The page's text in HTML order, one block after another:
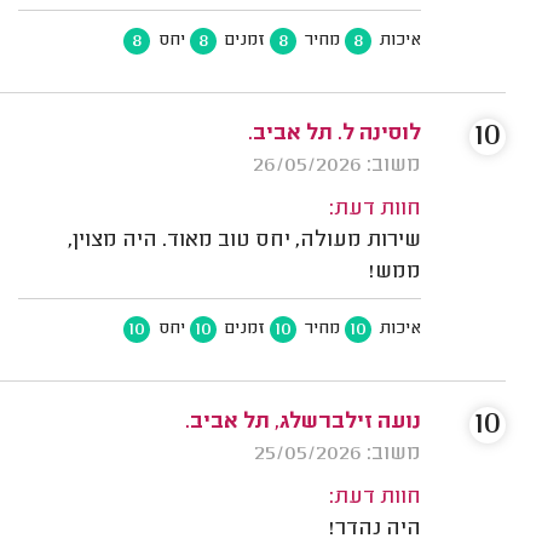
איכות 8 מחיר 8 זמנים 8 יחס 8
לוסינה ל. תל אביב.
משוב: 26/05/2026
חוות דעת:
שירות מעולה, יחס טוב מאוד. היה מצוין,
ממש!
איכות 10 מחיר 10 זמנים 10 יחס 10
10
נועה זילברשלג, תל אביב.
משוב: 25/05/2026
חוות דעת:
היה נהדר!
10